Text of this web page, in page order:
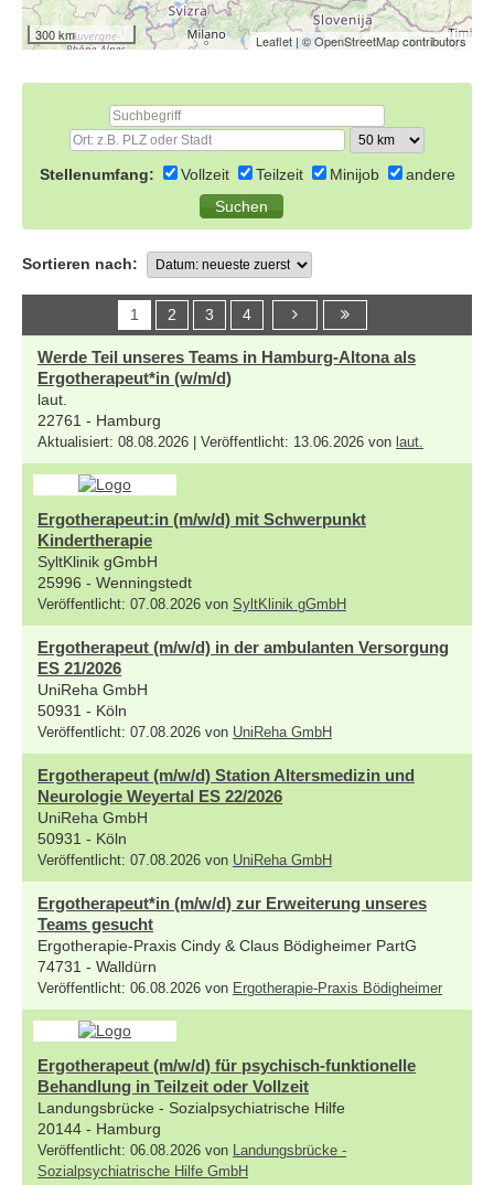
300 km Leaflet | ©OpenStreetMapcontributors
Stellenumfang: Vollzeit Teilzeit Minijob andere
Sortieren nach:
1 2 3 4
Werde Teil unseres Teams in Hamburg-Altona als
Ergotherapeut*in (w/m/d)
laut.
22761 - Hamburg
Aktualisiert: 08.08.2026 | Veröffentlicht: 13.06.2026 von laut.
Ergotherapeut:in (m/w/d) mit Schwerpunkt
Kindertherapie
SyltKlinik gGmbH
25996 - Wenningstedt
Veröffentlicht: 07.08.2026 von SyltKlinik gGmbH
Ergotherapeut (m/w/d) in der ambulanten Versorgung
ES 21/2026
UniReha GmbH
50931 - Köln
Veröffentlicht: 07.08.2026 von UniReha GmbH
Ergotherapeut (m/w/d) Station Altersmedizin und
Neurologie Weyertal ES 22/2026
UniReha GmbH
50931 - Köln
Veröffentlicht: 07.08.2026 von UniReha GmbH
Ergotherapeut*in (m/w/d) zur Erweiterung unseres
Teams gesucht
Ergotherapie-Praxis Cindy & Claus Bödigheimer PartG
74731 - Walldürn
Veröffentlicht: 06.08.2026 von Ergotherapie-Praxis Bödigheimer
Ergotherapeut (m/w/d) für psychisch-funktionelle
Behandlung in Teilzeit oder Vollzeit
Landungsbrücke - Sozialpsychiatrische Hilfe
20144 - Hamburg
Veröffentlicht: 06.08.2026 von
Landungsbrücke -
Sozialpsychiatrische Hilfe GmbH